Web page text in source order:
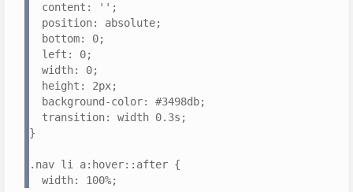
content: '';
position: absolute;
bottom: 0;
left: 0;
width: 0;
height: 2px;
background-color: #3498db;
transition: width 0.3s;
}
.nav li a:hover::after {
width: 100%;